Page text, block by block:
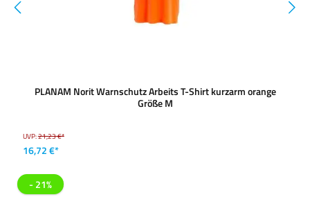
PLANAM Norit Warnschutz Arbeits T-Shirt kurzarm orange
Größe M
UVP:21,23 €*
16,72 €*
- 21%